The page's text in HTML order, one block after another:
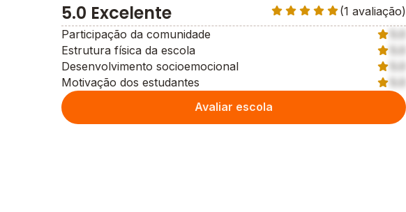
5.0 Excelente
(1 avaliação)
Participação da comunidade
5.0
Estrutura física da escola
5.0
Desenvolvimento socioemocional
5.0
Motivação dos estudantes
5.0
Avaliar escola